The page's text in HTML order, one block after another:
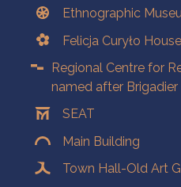
Ethnographic
Felicja Curyło
Regional Centre for
named after Brigadier
SEAT
Main Building
Town Hall-Old Art